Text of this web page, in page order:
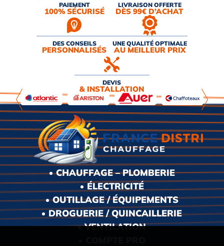
PAIEMENT
100% SÉCURISÉ
LIVRAISON OFFERTE
DÈS 99€ D’ACHAT
DES CONSEILS
PERSONNALISÉS
UNE QUALITÉ OPTIMALE
AU MEILLEUR PRIX
DEVIS
& INSTALLATION
CHAUFFAGE – PLOMBERIE
ÉLECTRICITÉ
OUTILLAGE / ÉQUIPEMENTS
DROGUERIE / QUINCAILLERIE
VENTILATION